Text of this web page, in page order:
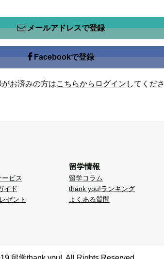
メールアドレスで登録
Facebookで登録
お済みの方はこちらからログイン してくださ
ビス
イド
ゼント
留学情報
留学コラム
thank you!ランキング
よくある質問